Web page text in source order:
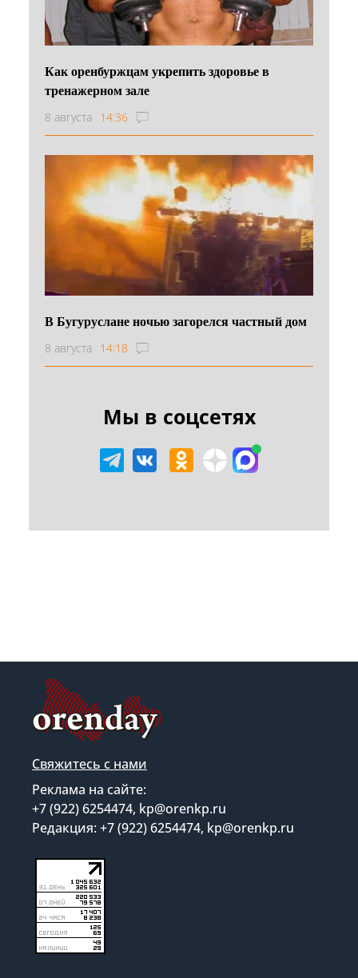
Как оренбуржцам укрепить здоровье в
тренажерном зале
8 августа 14:36
В Бугуруслане ночью загорелся частный дом
8 августа 14:18
Мы в соцсетях
Свяжитесь с нами
Реклама на сайте:
+7 (922) 6254474, kp@orenkp.ru
Редакция: +7 (922) 6254474, kp@orenkp.ru